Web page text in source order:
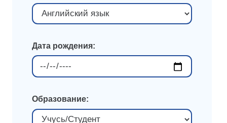
Дата рождения:
Образование: